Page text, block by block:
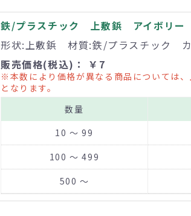
鉄/プラスチック 上敷鋲 アイボリー
形状:上敷鋲 材質:鉄/プラスチック カ
販売価格(税込)： ￥7
※本数により価格が異なる商品については
となります。
数量
10 ～ 99
100 ～ 499
500 ～